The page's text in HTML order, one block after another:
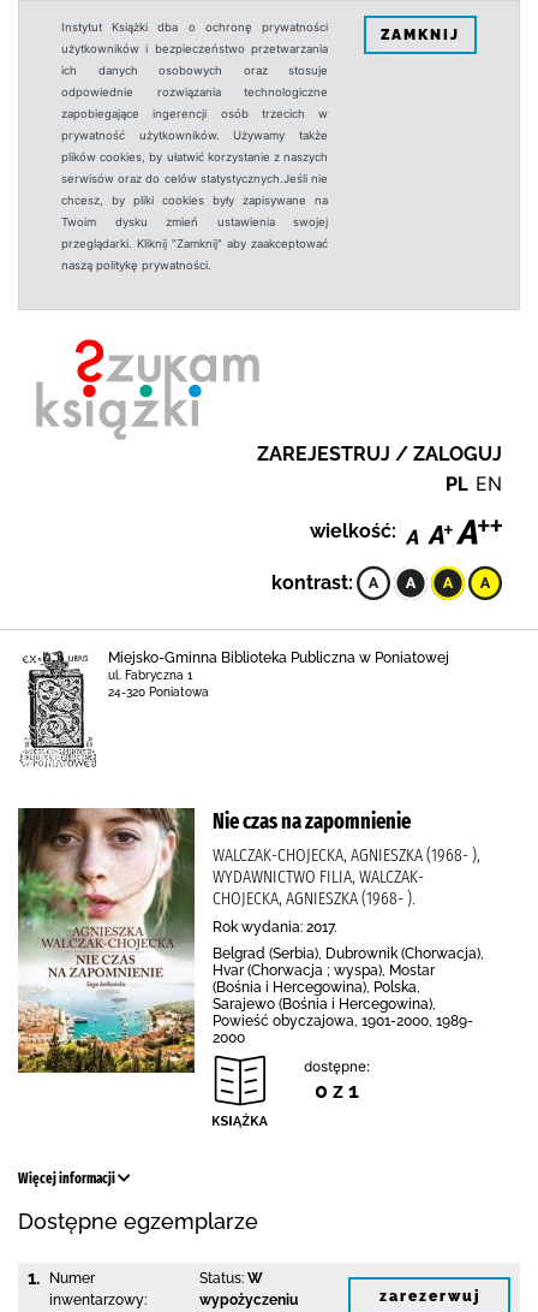
Instytut Książki dba o ochronę prywatności
użytkowników i bezpieczeństwo przetwarzania
ich danych osobowych oraz stosuje
odpowiednie rozwiązania technologiczne
zapobiegające ingerencji osób trzecich w
prywatność użytkowników. Używamy także
plików cookies, by ułatwić korzystanie z naszych
serwisów oraz do celów statystycznych.Jeśli nie
chcesz, by pliki cookies były zapisywane na
Twoim dysku zmień ustawienia swojej
przeglądarki. Kliknij "Zamknij" aby zaakceptować
naszą politykę prywatności.
ZAMKNIJ
ZAREJESTRUJ / ZALOGUJ
PL EN
wielkość:
kontrast:
Miejsko-Gminna Biblioteka Publiczna w Poniatowej
ul. Fabryczna 1
24-320 Poniatowa
Nie czas na zapomnienie
WALCZAK-CHOJECKA, AGNIESZKA (1968- ),
WYDAWNICTWO FILIA, WALCZAK-
CHOJECKA, AGNIESZKA (1968- ).
Rok wydania: 2017.
Belgrad (Serbia), Dubrownik (Chorwacja),
Hvar (Chorwacja ; wyspa), Mostar
(Bośnia i Hercegowina), Polska,
Sarajewo (Bośnia i Hercegowina),
Powieść obyczajowa, 1901-2000, 1989-
2000
dostępne:
0 z 1
Więcej informacji
Dostępne egzemplarze
1.
Numer
inwentarzowy:
Status: W
wypożyczeniu
zarezerwuj